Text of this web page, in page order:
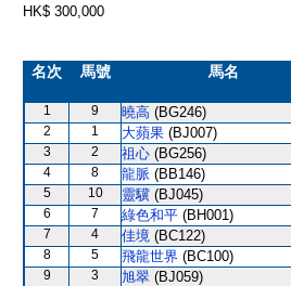
HK$ 300,000
名次 馬號 馬名
1 9 曉高 (BG246)
2
1 大蘋果 (BJ007)
3
2 祖心 (BG256)
4
8 龍脈 (BB146)
5
10 靈驥 (BJ045)
6
7 綠色和平 (BH001)
7
4 佳境 (BC122)
8
5 飛龍世界 (BC100)
9
3 旭翠 (BJ059)